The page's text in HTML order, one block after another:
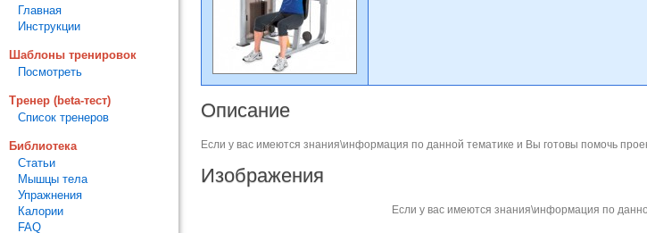
Описание
Если у вас имеются знания\информация по данной тематике и Вы готовы помочь
Изображения
Если у вас имеются знания\информация по
Главная
Инструкции
Шаблоны тренировок
Посмотреть
Тренер (beta-тест)
Список тренеров
Библиотека
Статьи
Мышцы тела
Упражнения
Калории
FAQ